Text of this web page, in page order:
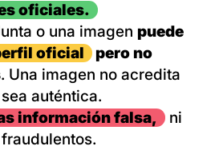
oficiales.
o una imagen puede
oficial
pero no
. Una imagen no acredita
auténtica.
información falsa,
ni